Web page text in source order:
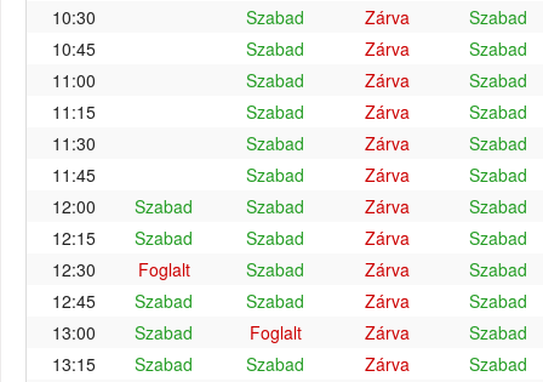
10:30
Szabad Zárva
Szabad
10:45
Szabad Zárva
Szabad
11:00
Szabad Zárva
Szabad
11:15
Szabad Zárva
Szabad
11:30
Szabad Zárva
Szabad
11:45
Szabad Zárva
Szabad
12:00
Szabad Szabad Zárva
Szabad
12:15
Szabad Szabad Zárva
Szabad
12:30
Foglalt Szabad Zárva
Szabad
12:45
Szabad Szabad Zárva
Szabad
13:00
Szabad Foglalt Zárva
Szabad
13:15
Szabad Szabad Zárva
Szabad